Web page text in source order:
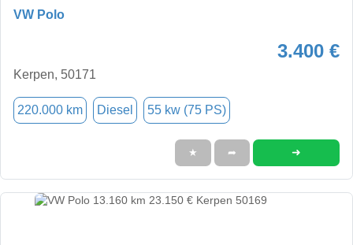
VW Polo
3.400 €
Kerpen, 50171
220.000 km Diesel 55 kw (75 PS)
★ ➦ ➜